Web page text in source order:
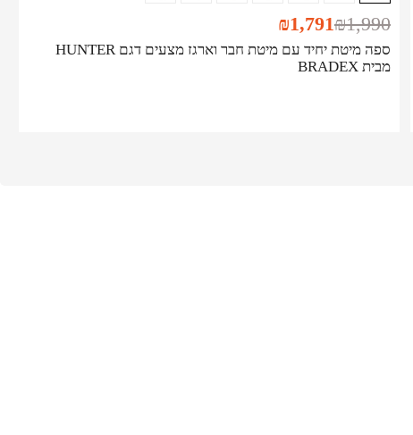
ספה מיטת יחיד עם מיטת חבר וארגז מצעים דגם HUNTER
מבית BRADEX
₪1,990
₪1,791